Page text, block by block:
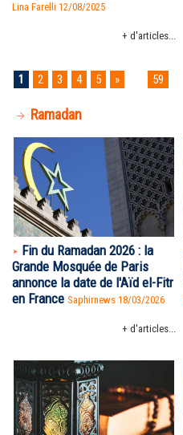
Lina Farelli 12/08/2025
+ d'articles...
1 2 3 4 5 » 59
Ramadan
Fin du Ramadan 2026 : la
Grande Mosquée de Paris
annonce la date de l'Aïd el-Fitr
en France Saphirnews 18/03/2026
+ d'articles...